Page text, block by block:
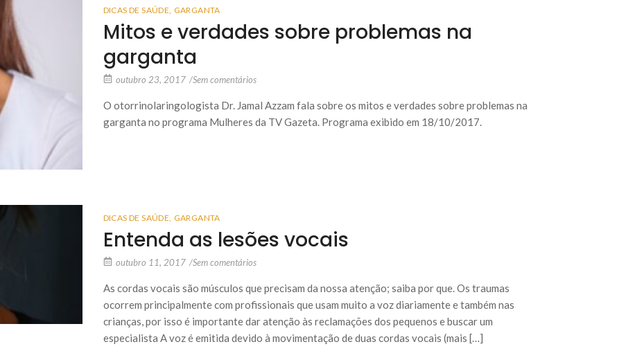
DICAS DE SAÚDE, GARGANTA
Mitos e verdades sobre problemas na
garganta
outubro 23, 2017 /Sem comentários
O otorrinolaringologista Dr. Jamal Azzam fala sobre os mitos e verdades sobre problemas na
garganta no programa Mulheres da TV Gazeta. Programa exibido em 18/10/2017.
DICAS DE SAÚDE, GARGANTA
Entenda as lesões vocais
outubro 11, 2017 /Sem comentários
As cordas vocais são músculos que precisam da nossa atenção; saiba por que. Os traumas
ocorrem principalmente com profissionais que usam muito a voz diariamente e também nas
crianças, por isso é importante dar atenção às reclamações dos pequenos e buscar um
especialista A voz é emitida devido à movimentação de duas cordas vocais (mais […]